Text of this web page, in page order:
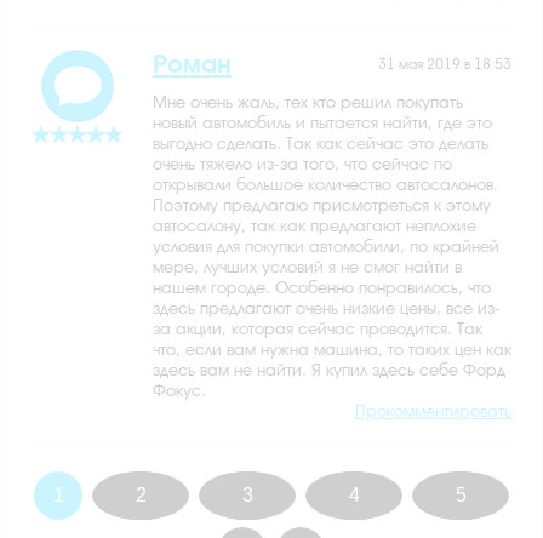
31 мая 2019 в 18:53
Роман
Мне очень жаль, тех кто решил покупать
новый автомобиль и пытается найти, где это
выгодно сделать. Так как сейчас это делать
очень тяжело из-за того, что сейчас по
открывали большое количество автосалонов.
Поэтому предлагаю присмотреться к этому
автосалону, так как предлагают неплохие
условия для покупки автомобили, по крайней
мере, лучших условий я не смог найти в
нашем городе. Особенно понравилось, что
здесь предлагают очень низкие цены, все из-
за акции, которая сейчас проводится. Так
что, если вам нужна машина, то таких цен как
здесь вам не найти. Я купил здесь себе Форд
Фокус.
Прокомментировать
1 2 3 4 5